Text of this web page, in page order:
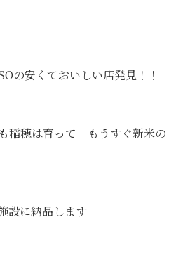
の安くておいしい店発見！！
穂は育って もうすぐ新米の
設に納品します